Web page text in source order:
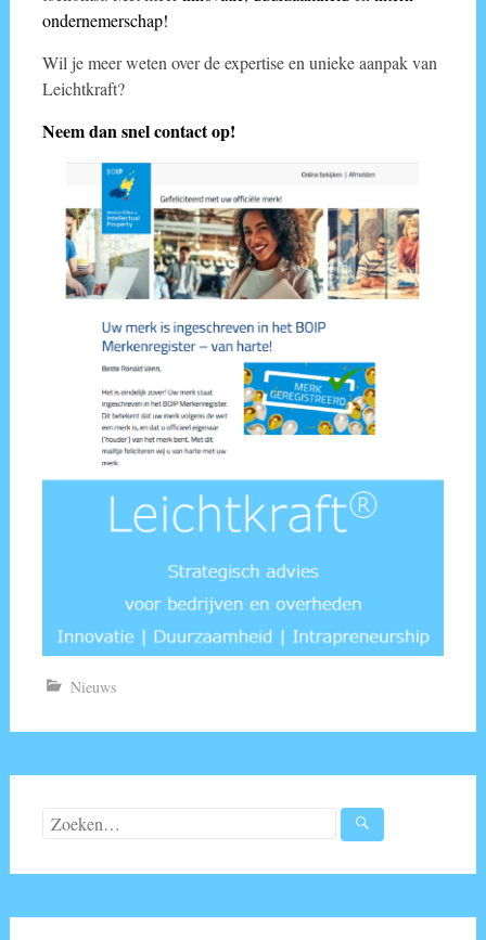
ondernemerschap!
Wil je meer weten over de expertise en unieke aanpak van
Leichtkraft?
Neem dan snel contact op!
Nieuws
Zoeken